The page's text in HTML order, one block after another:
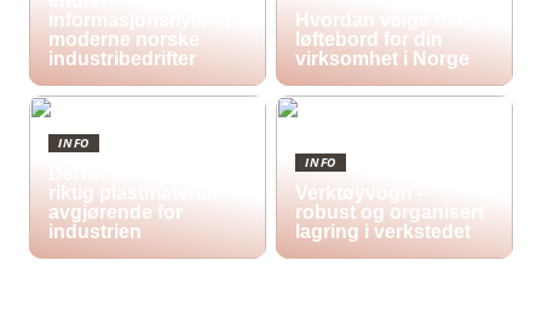
informasjonsflyten i
moderne norske
industribedrifter
Hvordan velge riktig
løftebord for din
virksomhet i Norge
INFO
riktig plastmateriale
avgjørende for
industrien
INFO
Verktøyvogn –
robust og organisert
lagring i verkstedet